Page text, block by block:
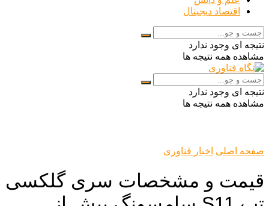
اقتصاد دیجیتال
نتیجه ای وجود ندارد
مشاهده همه نتیجه ها
نتیجه ای وجود ندارد
مشاهده همه نتیجه ها
صفحه اصلی اخبار فناوری
قیمت و مشخصات سری گلکسی